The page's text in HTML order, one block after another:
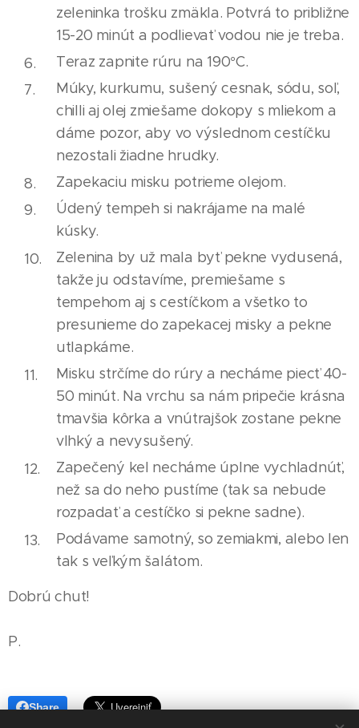
zeleninka trošku zmäkla. Potvrá to približne
15-20 minút a podlievať vodou nie je treba.
Teraz zapnite rúru na 190°C.
Múky, kurkumu, sušený cesnak, sódu, soľ,
chilli aj olej zmiešame dokopy s mliekom a
dáme pozor, aby vo výslednom cestíčku
nezostali žiadne hrudky.
Zapekaciu misku potrieme olejom.
Údený tempeh si nakrájame na malé
kúsky.
Zelenina by už mala byť pekne vydusená,
takže ju odstavíme, premiešame s
tempehom aj s cestíčkom a všetko to
presunieme do zapekacej misky a pekne
utlapkáme.
Misku strčíme do rúry a necháme piecť 40-
50 minút. Na vrchu sa nám pripečie krásna
tmavšia kôrka a vnútrajšok zostane pekne
vlhký a nevysušený.
Zapečený kel necháme úplne vychladnúť,
než sa do neho pustíme (tak sa nebude
rozpadať a cestíčko si pekne sadne).
Podávame samotný, so zemiakmi, alebo len
tak s veľkým šalátom.
Dobrú chuť!
P.
Share